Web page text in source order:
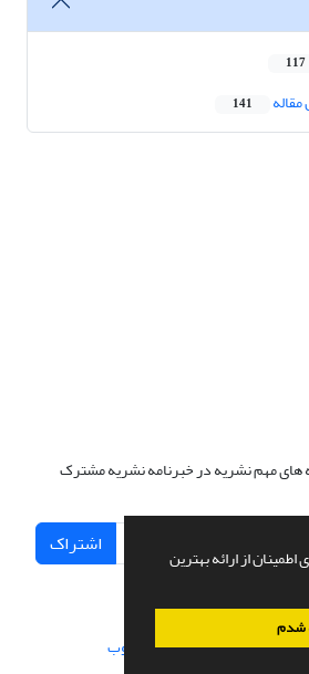
از ارائه بهترین
شدم
117
141
های مهم نشریه در خبرنامه نشریه مشترک
اشتراک
طراحی و پیاده سازی از سیناوب